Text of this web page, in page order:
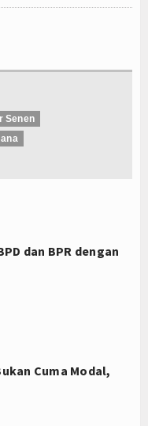
Senen
dan BPR dengan
Cuma Modal,